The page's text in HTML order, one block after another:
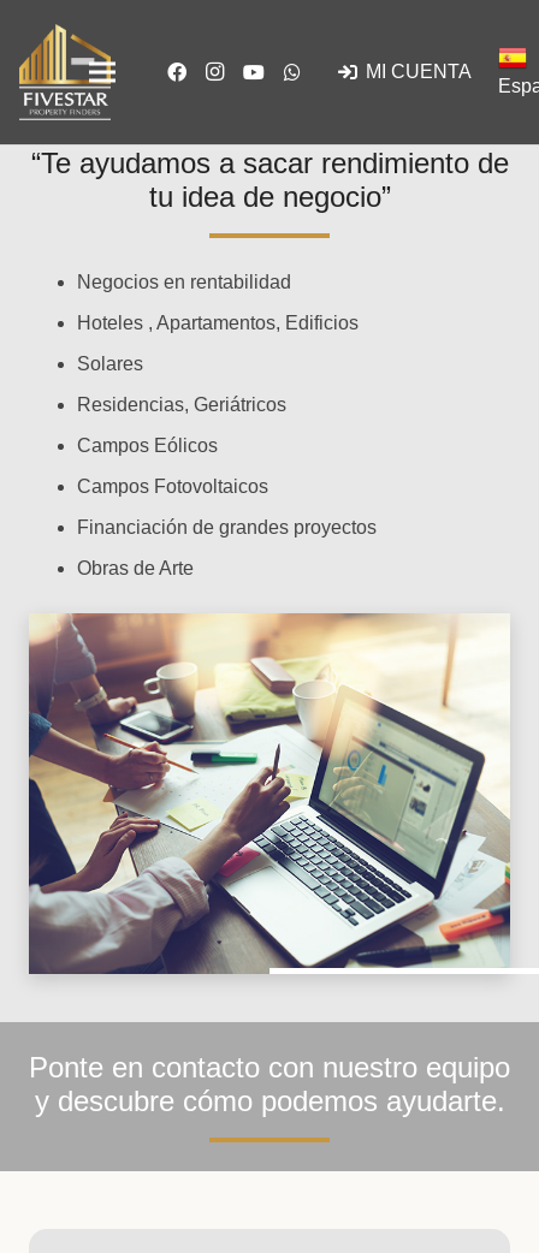
MI CUENTA
“Te ayudamos a sacar rendimiento de
tu idea de negocio”
Negocios en rentabilidad
Hoteles , Apartamentos, Edificios
Solares
Residencias, Geriátricos
Campos Eólicos
Campos Fotovoltaicos
Financiación de grandes proyectos
Obras de Arte
Ponte en contacto con nuestro equipo
y descubre cómo podemos ayudarte.